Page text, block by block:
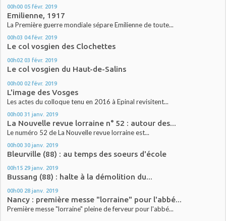
00h00 05 févr. 2019
Emilienne, 1917
La Première guerre mondiale sépare Emilienne de toute...
00h03 04 févr. 2019
Le col vosgien des Clochettes
00h02 03 févr. 2019
Le col vosgien du Haut-de-Salins
00h00 02 févr. 2019
L'image des Vosges
Les actes du colloque tenu en 2016 à Epinal revisitent...
00h00 31 janv. 2019
La Nouvelle revue lorraine n° 52 : autour des...
Le numéro 52 de La Nouvelle revue lorraine est...
00h00 30 janv. 2019
Bleurville (88) : au temps des soeurs d'école
00h15 29 janv. 2019
Bussang (88) : halte à la démolition du...
00h00 28 janv. 2019
Nancy : première messe "lorraine" pour l'abbé...
Première messe "lorraine" pleine de ferveur pour l'abbé...